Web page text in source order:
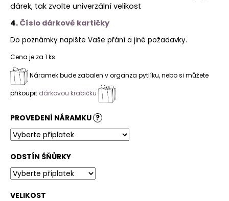
dárek, tak zvolte univerzální velikost
4. Číslo dárkové kartičky
Do poznámky napište Vaše přání a jiné požadavky.
Cena je za 1 ks.
Náramek bude zabalen v organza pytlíku, nebo si můžete
přikoupit dárkovou krabičku
PROVEDENÍ NÁRAMKU ?
ODSTÍN ŠŇŮRKY
VELIKOST